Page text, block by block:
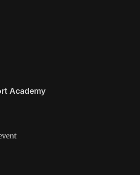
Academy